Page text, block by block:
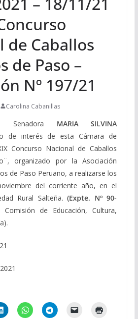
de Caballos
de Paso –
Nº 197/21
Carolina Cabanillas
MARIA
SILVINA
de interés de esta Cámara de
Concurso Nacional de Caballos
organizado por la Asociación
de Paso Peruano, a realizarse los
del corriente año, en el
Rural Salteña.(Expte. Nº 90-
de Educación, Cultura,